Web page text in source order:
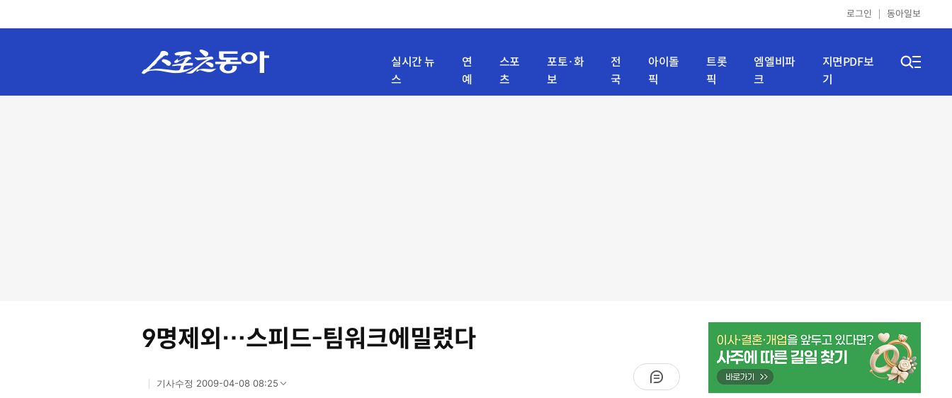
로그인 동아일보
실시간 뉴
스
연
예
스포
츠
포토·화
보
전
국
아이돌
픽
트롯
픽
엠엘비파
크
지면PDF보
기
9명제외…스피드-팀워크에밀렸다
기사수정 2009-04-08 08:25